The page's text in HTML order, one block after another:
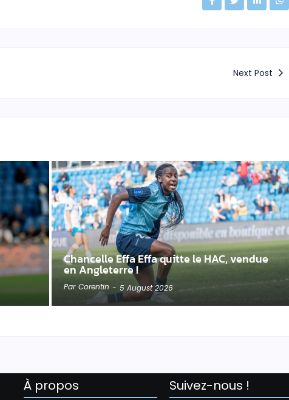
Next Post
Chancelle Effa Effa quitte le HAC, vendue
en Angleterre !
Par Corentin - 5 August 2026
À propos Suivez-nous !